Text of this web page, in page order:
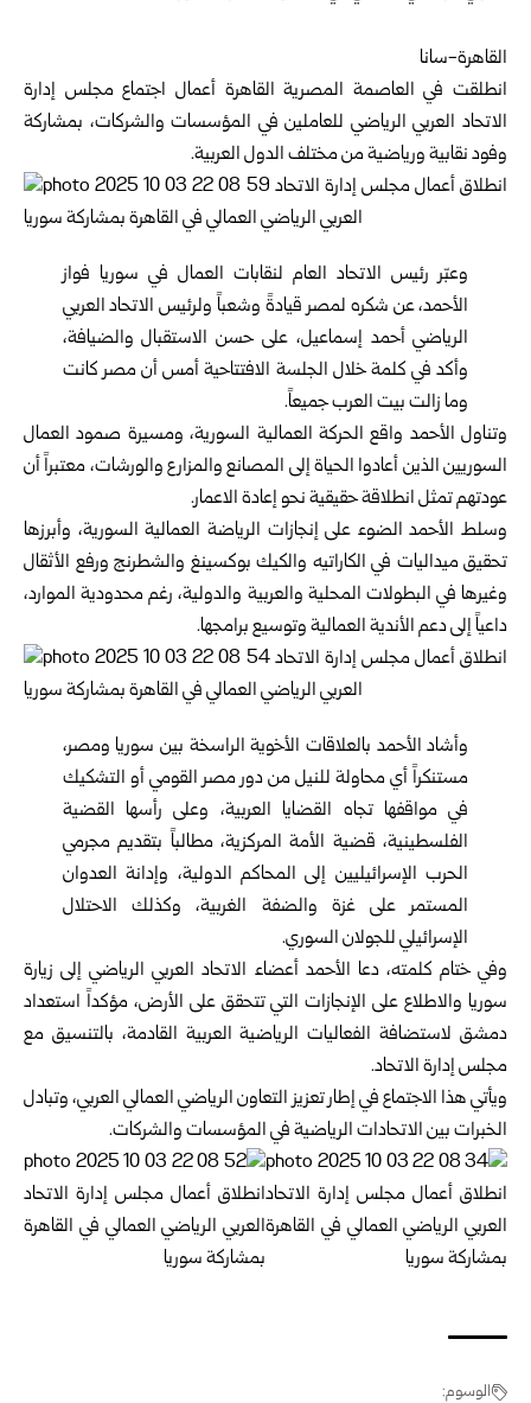
القاهرة-سانا
انطلقت في العاصمة المصرية القاهرة أعمال اجتماع مجلس إدارة
الاتحاد العربي الرياضي للعاملين في المؤسسات والشركات، بمشاركة
وفود نقابية ورياضية من مختلف الدول العربية.
وعبّر رئيس الاتحاد العام لنقابات العمال في سوريا فواز
الأحمد، عن شكره لمصر قيادةً وشعباً ولرئيس الاتحاد العربي
الرياضي أحمد إسماعيل، على حسن الاستقبال والضيافة،
وأكد في كلمة خلال الجلسة الافتتاحية أمس أن مصر كانت
وما زالت بيت العرب جميعاً.
وتناول الأحمد واقع الحركة العمالية السورية، ومسيرة صمود العمال
السوريين الذين أعادوا الحياة إلى المصانع والمزارع والورشات، معتبراً أن
عودتهم تمثل انطلاقة حقيقية نحو إعادة الاعمار.
وسلط الأحمد الضوء على إنجازات الرياضة العمالية السورية، وأبرزها
تحقيق ميداليات في الكاراتيه والكيك بوكسينغ والشطرنج ورفع الأثقال
وغيرها في البطولات المحلية والعربية والدولية، رغم محدودية الموارد،
داعياً إلى دعم الأندية العمالية وتوسيع برامجها.
وأشاد الأحمد بالعلاقات الأخوية الراسخة بين سوريا ومصر،
مستنكراً أي محاولة للنيل من دور مصر القومي أو التشكيك
في مواقفها تجاه القضايا العربية، وعلى رأسها القضية
الفلسطينية، قضية الأمة المركزية، مطالباً بتقديم مجرمي
الحرب الإسرائيليين إلى المحاكم الدولية، وإدانة العدوان
المستمر على غزة والضفة الغربية، وكذلك الاحتلال
الإسرائيلي للجولان السوري.
وفي ختام كلمته، دعا الأحمد أعضاء الاتحاد العربي الرياضي إلى زيارة
سوريا والاطلاع على الإنجازات التي تتحقق على الأرض، مؤكداً استعداد
دمشق لاستضافة الفعاليات الرياضية العربية القادمة، بالتنسيق مع
مجلس إدارة الاتحاد.
ويأتي هذا الاجتماع في إطار تعزيز التعاون الرياضي العمالي العربي، وتبادل
الخبرات بين الاتحادات الرياضية في المؤسسات والشركات.
الوسوم: